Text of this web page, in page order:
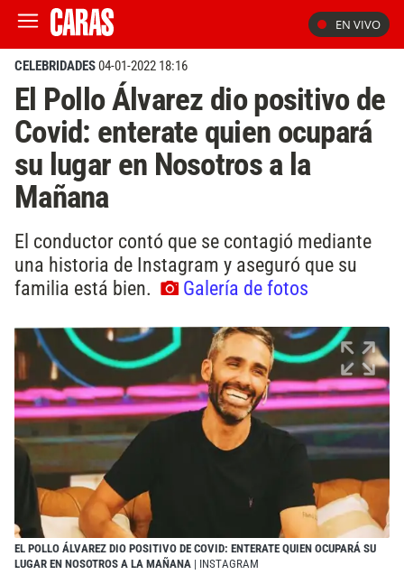
EN VIVO
CELEBRIDADES04-01-2022 18:16
El Pollo Álvarez dio positivo de
Covid: enterate quien ocupará
su lugar en Nosotros a la
Mañana
El conductor contó que se contagió mediante
una historia de Instagram y aseguró que su
familia está bien.
Galería de fotos
EL POLLO ÁLVAREZ DIO POSITIVO DE COVID: ENTERATE QUIEN OCUPARÁ SU
LUGAR EN NOSOTROS A LA MAÑANA | INSTAGRAM